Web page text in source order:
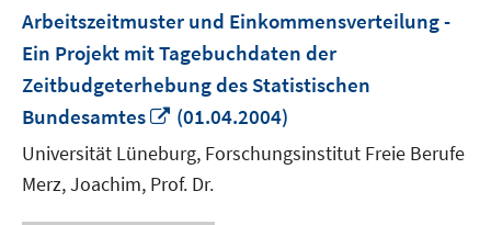
Arbeitszeitmuster und Einkommensverteilung -
Ein Projekt mit Tagebuchdaten der
Zeitbudgeterhebung des Statistischen
Bundesamtes
In
Fenster
öffnen
(01.04.2004)
Universität Lüneburg, Forschungsinstitut Freie Berufe
Merz, Joachim, Prof. Dr.